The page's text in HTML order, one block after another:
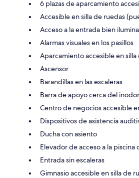
6 plazas de aparcamiento
Accesible en silla de ruedas
Acceso a la entrada bien
Alarmas visuales en los pasillos
Aparcamiento accesible en silla
Ascensor
Barandillas en las escaleras
Barra de apoyo cerca del
Centro de negocios accesible
Dispositivos de asistencia
Ducha con asiento
Elevador de acceso a la piscina
Entrada sin escaleras
Gimnasio accesible en silla de